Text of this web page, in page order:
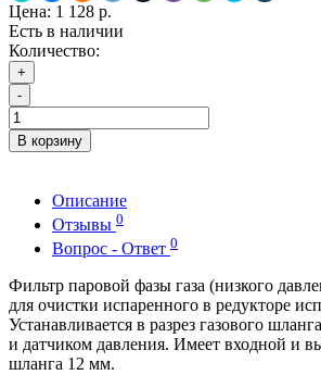
Цена: 1 128 р.
Есть в наличии
Количество:
+
-
В корзину
Описание
Отзывы 0
Вопрос - Ответ 0
Фильтр паровой фазы газа (низкого
для очистки испаренного в редукторе
Устанавливается в разрез газового
и датчиком давления. Имеет входной и
шланга 12 мм.